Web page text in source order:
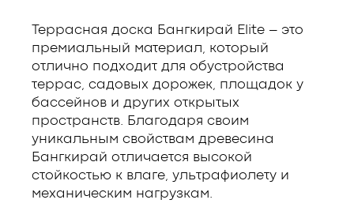
Террасная доска Бангкирай Elite – это
премиальный материал, который
отлично подходит для обустройства
террас, садовых дорожек, площадок у
бассейнов и других открытых
пространств. Благодаря своим
уникальным свойствам древесина
Бангкирай отличается высокой
стойкостью к влаге, ультрафиолету и
механическим нагрузкам.